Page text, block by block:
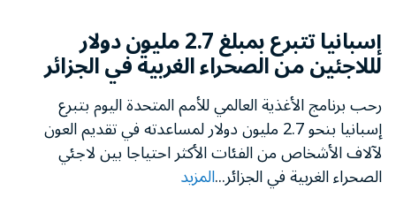
إسبانيا تتبرع بمبلغ 2.7 مليون دولار
لللاجئين من الصحراء الغربية في الجزائر
رحب برنامج الأغذية العالمي للأمم المتحدة اليوم بتبرع
إسبانيا بنحو 2.7 مليون دولار لمساعدته في تقديم العون
لآلاف الأشخاص من الفئات الأكثر احتياجا بين لاجئي
الصحراء الغربية في الجزائر...المزيد